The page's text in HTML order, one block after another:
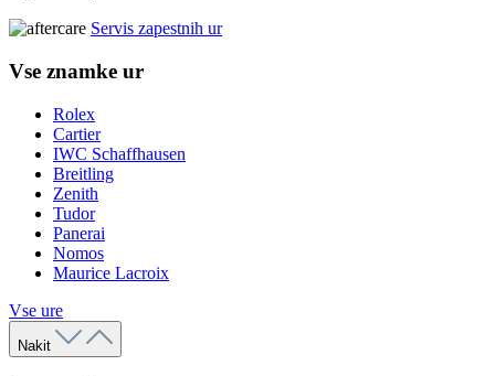
Servis zapestnih ur
Vse znamke ur
Rolex
Cartier
IWC Schaffhausen
Breitling
Zenith
Tudor
Panerai
Nomos
Maurice Lacroix
Vse ure
Nakit